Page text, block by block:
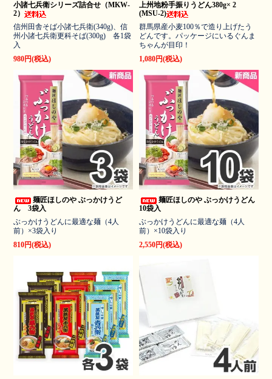
小諸七兵衛シリーズ詰合せ（MKW-
2）
信州田舎そば小諸七兵衛(340g)、信
州小諸七兵衛更科そば(300g) 各1袋
入
980円(税込)
上州地粉手振りうどん380g× 2
(MSU-2)
群馬県産小麦100％で造り上げたう
どんです。パッケージにいるぐんま
ちゃんが目印！
1,080円(税込)
麺匠ほしのや ぶっかけうど
ん 3袋入
ぶっかけうどんに最適な麺（4人
前）×3袋入り
810円(税込)
麺匠ほしのや ぶっかけうどん
10袋入
ぶっかけうどんに最適な麺（4人
前）×10袋入り
2,550円(税込)